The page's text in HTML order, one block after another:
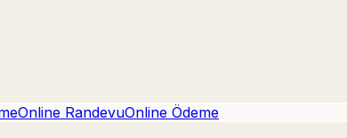
Online RandevuOnline Ödeme